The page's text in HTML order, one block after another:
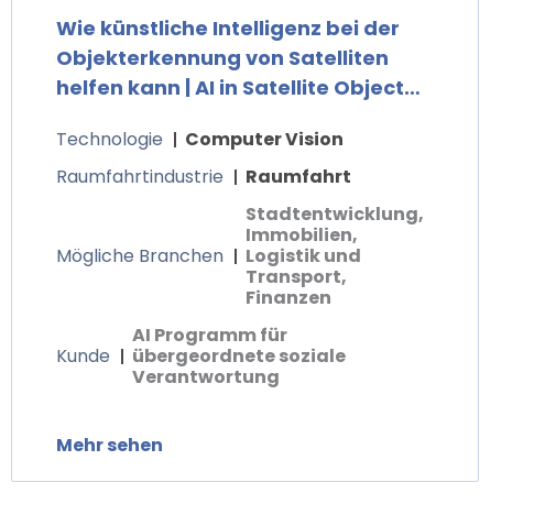
Wie künstliche Intelligenz bei der
Objekterkennung von Satelliten
helfen kann | AI in Satellite Object
Technologie
Computer Vision
Raumfahrtindustrie
Raumfahrt
Mögliche Branchen
Stadtentwicklung,
Immobilien,
Logistik und
Transport,
Finanzen
Kunde
AI Programm für
übergeordnete soziale
Verantwortung
Mehr sehen